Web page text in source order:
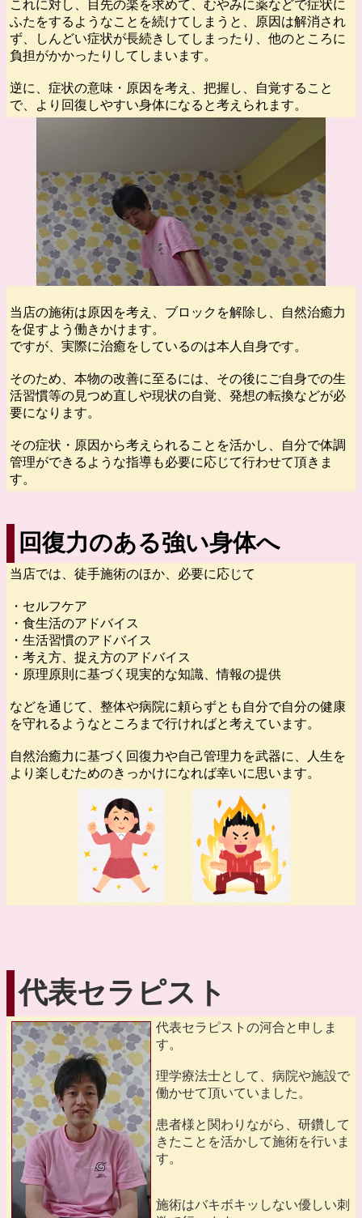
これに対し、目先の楽を求めて、むやみに薬などで症状に
ふたをするようなことを続けてしまうと、原因は解消され
ず、しんどい症状が長続きしてしまったり、他のところに
負担がかかったりしてしまいます。
逆に、症状の意味・原因を考え、把握し、自覚すること
で、より回復しやすい身体になると考えられます。
当店の施術は原因を考え、ブロックを解除し、自然治癒力
を促すよう働きかけます。
ですが、実際に治癒をしているのは本人自身です。
そのため、本物の改善に至るには、その後にご自身での生
活習慣等の見つめ直しや現状の自覚、発想の転換などが必
要になります。
その症状・原因から考えられることを活かし、自分で体調
管理ができるような指導も必要に応じて行わせて頂きま
す。
回復力のある強い身体へ
当店では、徒手施術のほか、必要に応じて
・セルフケア
・食生活のアドバイス
・生活習慣のアドバイス
・考え方、捉え方のアドバイス
・原理原則に基づく現実的な知識、情報の提供
などを通じて、整体や病院に頼らずとも自分で自分の健康
を守れるようなところまで行ければと考えています。
自然治癒力に基づく回復力や自己管理力を武器に、人生を
より楽しむためのきっかけになれば幸いに思います。
代表セラピスト
代表セラピストの河合と申しま
す。
理学療法士として、病院や施設で
働かせて頂いていました。
患者様と関わりながら、研鑽して
きたことを活かして施術を行いま
す。
施術はバキボキッしない優しい刺